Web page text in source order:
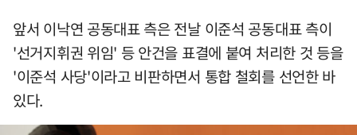
앞서 이낙연 공동대표 측은 전날 이준석 공동대표 측이
'선거지휘권 위임' 등 안건을 표결에 붙여 처리한 것 등을
'이준석 사당'이라고 비판하면서 통합 철회를 선언한 바
있다.